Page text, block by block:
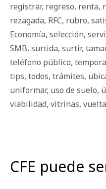
registrar, regreso, renta,
rezagada, RFC, rubro,
Economía, selección,
SMB, surtida, surtir,
teléfono público,
tips, todos, trámites,
uniformar, uso de suelo,
viabilidad, vitrinas, vuelta
CFE puede